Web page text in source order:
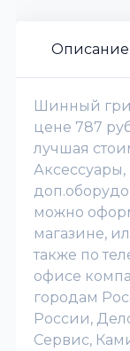
Описание
Шинный
цене 787
лучшая
можно
магазине,
также по
офисе
городам
России,
Сервис,